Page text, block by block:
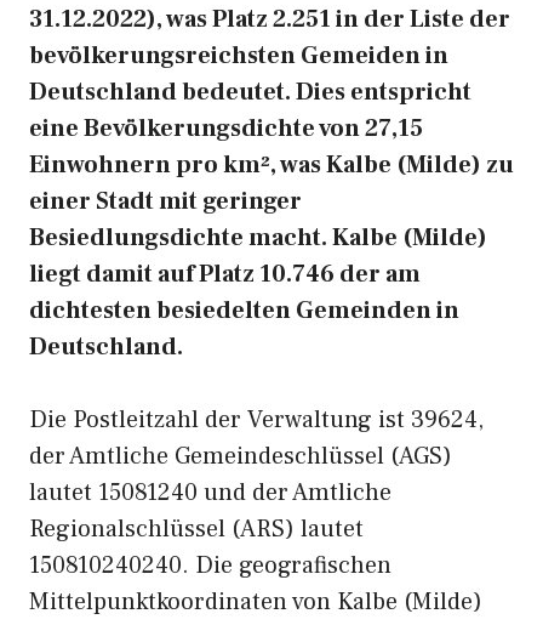
31.12.2022), was Platz 2.251 in der Liste der
bevölkerungsreichsten Gemeiden in
Deutschland bedeutet. Dies entspricht
eine Bevölkerungsdichte von 27,15
Einwohnern pro km², was Kalbe (Milde) zu
einer Stadt mit geringer
Besiedlungsdichte macht. Kalbe (Milde)
liegt damit auf Platz 10.746 der am
dichtesten besiedelten Gemeinden in
Deutschland.
Die Postleitzahl der Verwaltung ist 39624,
der Amtliche Gemeindeschlüssel (AGS)
lautet 15081240 und der Amtliche
Regionalschlüssel (ARS) lautet
150810240240. Die geografischen
Mittelpunktkoordinaten von Kalbe (Milde)